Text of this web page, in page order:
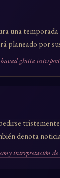
una
planeado por
ghitta
denota
interpretación de